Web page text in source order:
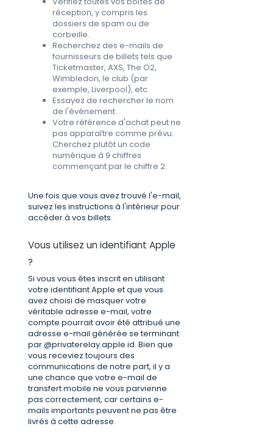
réception, y compris les
dossiers de spam ou de
corbeille.
Recherchez des e-mails de
fournisseurs de billets tels que
Ticketmaster, AXS, The O2,
Wimbledon, le club (par
exemple, Liverpool), etc.
Essayez de rechercher le nom
de l'événement.
Votre référence d'achat peut ne
pas apparaître comme prévu.
Cherchez plutôt un code
numérique à 9 chiffres
commençant par le chiffre 2.
Une fois que vous avez trouvé l'e-mail,
suivez les instructions à l'intérieur pour
accéder à vos billets.
Vous utilisez un identifiant Apple
?
Si vous vous êtes inscrit en utilisant
votre identifiant Apple et que vous
avez choisi de masquer votre
véritable adresse e-mail, votre
compte pourrait avoir été attribué une
adresse e-mail générée se terminant
par @privaterelay.apple.id. Bien que
vous receviez toujours des
communications de notre part, il y a
une chance que votre e-mail de
transfert mobile ne vous parvienne
pas correctement, car certains e-
mails importants peuvent ne pas être
livrés à cette adresse.